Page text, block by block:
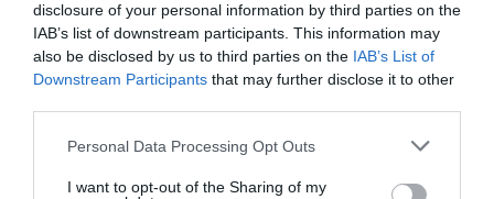
disclosure of your personal information by third parties on the
IAB’s list of downstream participants. This information may
also be disclosed by us to third parties on the IAB’s List of
Downstream Participants that may further disclose it to other
Personal Data Processing Opt Outs
I want to opt-out of the Sharing of my